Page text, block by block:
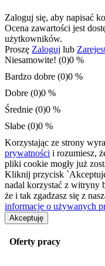
Zaloguj się, aby napisać
Ocena zawartości jest
użytkowników.
Proszę Zaloguj lub
Niesamowite! (0)0 %
Bardzo dobre (0)0 %
Dobre (0)0 %
Średnie (0)0 %
Słabe (0)0 %
Korzystając ze strony
prywatności i rozumiesz,
pliki cookie mogły już
Kliknij przycisk
nadal korzystać z witryny
że i tak zgadzasz się z
informacje o używanych
Akceptuję
Oferty pracy